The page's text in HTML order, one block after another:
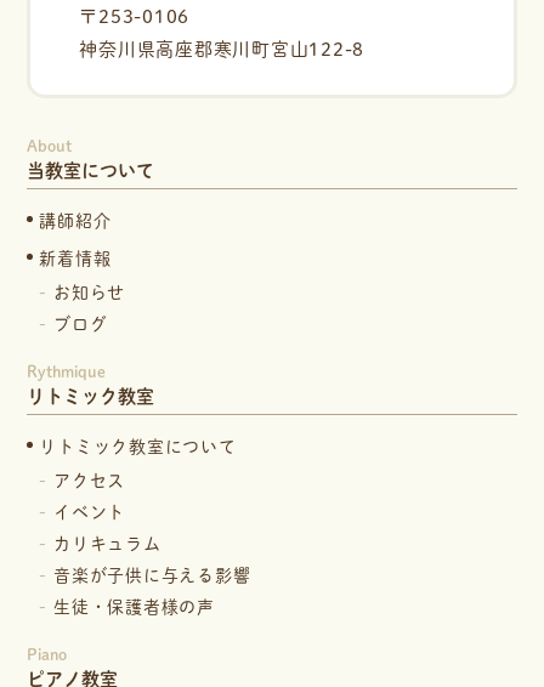
〒253-0106
神奈川県高座郡寒川町宮山122-8
About
当教室について
講師紹介
新着情報
お知らせ
ブログ
Rythmique
リトミック教室
リトミック教室について
アクセス
イベント
カリキュラム
音楽が子供に与える影響
生徒・保護者様の声
Piano
ピアノ教室